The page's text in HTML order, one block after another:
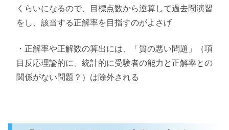
くらいになるので、目標点数から逆算して過去問演習
をし、該当する正解率を目指すのがよさげ
・正解率や正解数の算出には、「質の悪い問題」（項
目反応理論的に、統計的に受験者の能力と正解率との
関係がない問題？）は除外される